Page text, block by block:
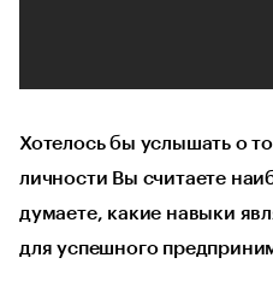
Хотелось бы услышать о
личности Вы считаете
думаете, какие навыки
для успешного